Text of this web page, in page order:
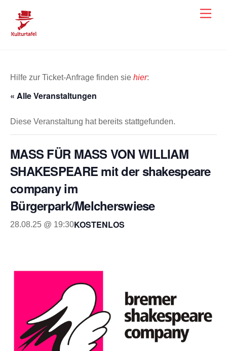
content
Hilfe zur Ticket-Anfrage finden sie hier:
« Alle Veranstaltungen
Diese Veranstaltung hat bereits stattgefunden.
MASS FÜR MASS VON WILLIAM
SHAKESPEARE mit der shakespeare
company im
Bürgerpark/Melcherswiese
28.08.25 @ 19:30KOSTENLOS